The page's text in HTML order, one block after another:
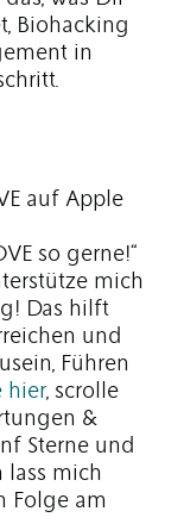
Biohacking
in
auf Apple
so gerne!“
mich
Das hilft
und
Führen
hier, scrolle
&
Sterne und
lass mich
Folge am